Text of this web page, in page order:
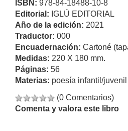
ISBN: 978-84-18488-10-8
Editorial: IGLÚ EDITORIAL
Año de la edición: 2021
Traductor: 000
Encuadernación: Cartoné
Medidas: 220 X 180 mm.
Páginas: 56
Materias: poesía infantil/juvenil
(0 Comentarios)
Comenta y valora este libro